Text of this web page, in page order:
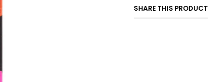
SHARE THIS PRODUCT